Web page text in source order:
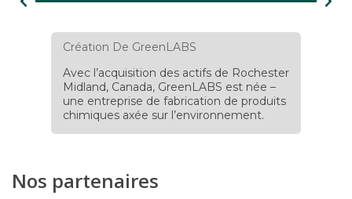
Création De GreenLABS
Avec l’acquisition des actifs de Rochester
Midland, Canada, GreenLABS est née –
une entreprise de fabrication de produits
chimiques axée sur l’environnement.
Nos partenaires